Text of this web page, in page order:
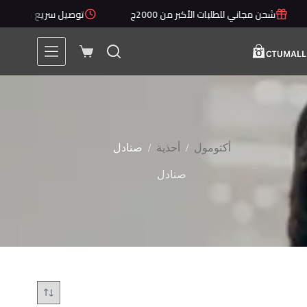
التجاوزشحن مجاني للطلبات الأكبر من 2000ج توصيل سريع خلال 1 - 5 أيام
عربة
أكتومول / أحذية / صنادل
صنادل